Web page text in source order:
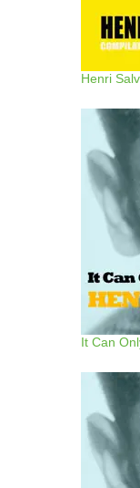
Henri
It Can